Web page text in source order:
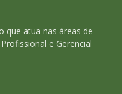
que atua nas áreas de
e Gerencial